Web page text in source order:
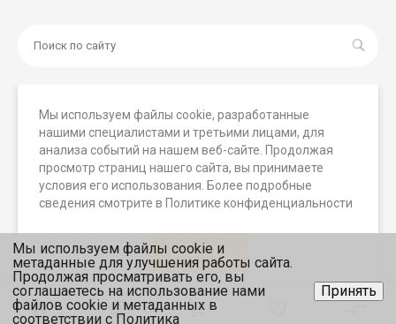
Мы используем файлы cookie, разработанные
нашими специалистами и третьими лицами, для
анализа событий на нашем веб-сайте. Продолжая
просмотр страниц нашего сайта, вы принимаете
условия его использования. Более подробные
сведения смотрите в Политике конфиденциальности
Принять
© 2026 Мегамашины, Все права защищены. Вся
представленная на сайте информация носит исключительно
информационный характер и ни при каких условиях не
является публичной офертой, определяемой положениями
статьи 437 (2) ГК РФ.
Мы используем файлы cookie и
метаданные для улучшения работы сайта.
Продолжая просматривать его, вы
соглашаетесь на использование нами
файлов cookie и метаданных в
соответствии с Политика
Принять